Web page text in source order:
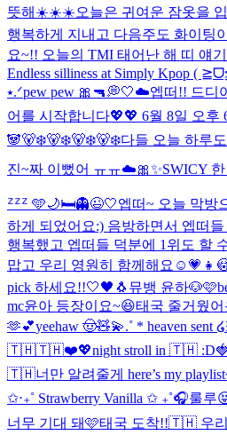
뜻해☀️☀️☀️오늘은 귀여운 잠옷을
행복하게 지내고 다음주도 화이팅
요~!! 오늘의 TMI 태어난 해 띠 얘
Endless silliness at Simply Kpop (
⭑.ᐟpew pew 🎀🔫💭🤍☁️엡떠!! 드디
어를 시작합니다💖💖 6월 8일 오후
🐼🐻‍❄️🐻‍❄️🐻‍❄️🐻‍❄️다들 오늘 하루
진~짜 이뻤어 ㅠㅠ☁️🎀✨SWICY
ᙆᙆᙆ 🩵🌙🛏️👻😉🤍엡떠~ 오늘 막방
하게 되었어요:) 음방하면서 엡떠
행복했고 엡떠들 덕분에 1위도 할
맙고 우리 영원히 함께해요☺️💗
pick 하세요!!🤍🖤🐧 뮤뱅 윤하🐶🩷
mc윤아 등장이요~😆태국 줄거웠
🫶💕yeehaw 🤠🧸💫.˚ * heaven sent ໒
🇹🇭🇹🇭❤️💖night stroll in 🇹🇭 :D
🇹🇭너만 알려줄게 here’s my
✩‧₊˚ Strawberry Vanilla ✩ ₊˚🎧룰루
너무 기대 돼🩷태국 도착!!🇹🇭 우